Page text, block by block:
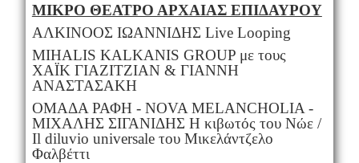
ΜΙΚΡΟ ΘΕΑΤΡΟ ΑΡΧΑΙΑΣ ΕΠΙΔΑΥΡΟΥ
ΑΛΚΙΝΟΟΣ ΙΩΑΝΝΙΔΗΣ Live Looping
MIHALIS KALKANIS GROUP με τους
ΧΑΪΚ ΓΙΑΖΙΤΖΙΑΝ & ΓΙΑΝΝΗ
ΑΝΑΣΤΑΣΑΚΗ
ΟΜΑΔΑ ΡΑΦΗ - NOVA MELANCHOLIA -
ΜΙΧΑΛΗΣ ΣΙΓΑΝΙΔΗΣ Η κιβωτός του Νώε /
Il diluvio universale του Μικελάντζελο
Φαλβέττι